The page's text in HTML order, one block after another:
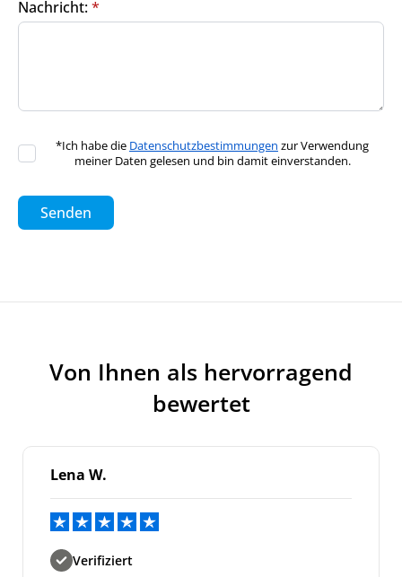
Nachricht:*
*Ich habe die Datenschutzbestimmungen zur Verwendung
meiner Daten gelesen und bin damit einverstanden.
Senden
Von Ihnen als hervorragend
bewertet
Lena W.
Verifiziert